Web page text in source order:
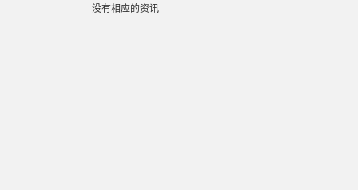
没有相应的资讯